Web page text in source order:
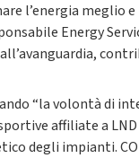
l’energia meglio e
Energy
“la volontà di
affiliate a
degli impianti.